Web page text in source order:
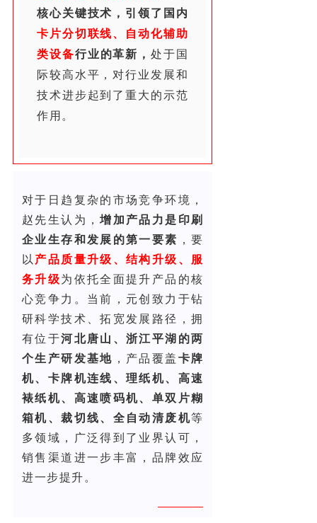
核心关键技术，引领了国内
卡片分切联线、自动化辅助
类设备行业的革新，处于国
际较高水平，对行业发展和
技术进步起到了重大的示范
作用。
对于日趋复杂的市场竞争环境，
赵先生认为，增加产品力是印刷
企业生存和发展的第一要素 ，要
以 产品质量升级、结构升级、服
务升级为依托全面提升产品的核
心竞争力。当前，元创致力于钻
研科学技术、拓宽发展路径，拥
有位于河北唐山、浙江平湖的两
个生产研发基地 ，产品覆盖 卡牌
机、卡牌机连线、理纸机、高速
裱纸机、高速喷码机、单双片糊
箱机、裁切线、全自动清废机等
多领域，广泛得到了业界认可，
销售渠道进一步丰富，品牌效应
进一步提升。